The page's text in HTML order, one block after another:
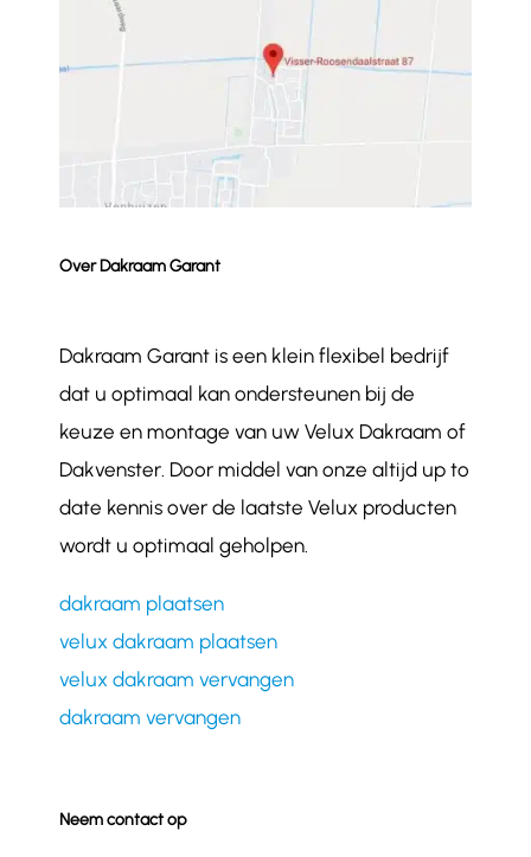
Over Dakraam Garant
Dakraam Garant is een klein flexibel bedrijf
dat u optimaal kan ondersteunen bij de
keuze en montage van uw Velux Dakraam of
Dakvenster. Door middel van onze altijd up to
date kennis over de laatste Velux producten
wordt u optimaal geholpen.
dakraam plaatsen
velux dakraam plaatsen
velux dakraam vervangen
dakraam vervangen
Neem contact op